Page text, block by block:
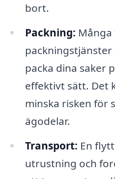
bort.
Packning:
packa dina saker
effektivt sätt. Det
minska risken för
ägodelar.
Transport: En
utrustning och